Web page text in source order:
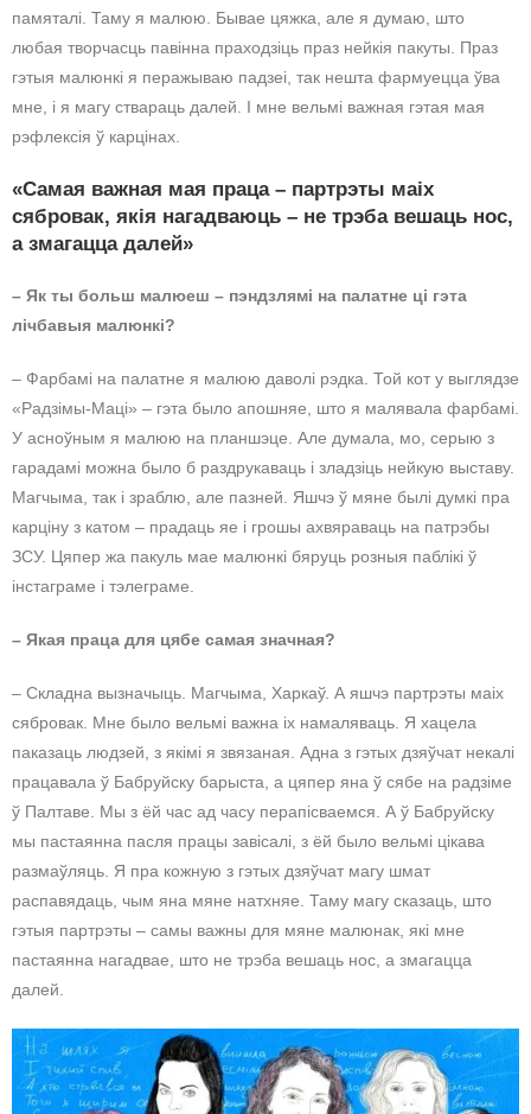
памяталі. Таму я малюю. Бывае цяжка, але я думаю, што
любая творчасць павінна праходзіць праз нейкія пакуты. Праз
гэтыя малюнкі я перажываю падзеі, так нешта фармуецца ўва
мне, і я магу ствараць далей. І мне вельмі важная гэтая мая
рэфлексія ў карцінах.
«Самая важная мая праца – партрэты маіх
сябровак, якія нагадваюць – не трэба вешаць нос,
а змагацца далей»
– Як ты больш малюеш – пэндзлямі на палатне ці гэта
лічбавыя малюнкі?
– Фарбамі на палатне я малюю даволі рэдка. Той кот у выглядзе
«Радзімы-Маці» – гэта было апошняе, што я малявала фарбамі.
У асноўным я малюю на планшэце. Але думала, мо, серыю з
гарадамі можна было б раздрукаваць і зладзіць нейкую выставу.
Магчыма, так і зраблю, але пазней. Яшчэ ў мяне былі думкі пра
карціну з катом – прадаць яе і грошы ахвяраваць на патрэбы
ЗСУ. Цяпер жа пакуль мае малюнкі бяруць розныя паблікі ў
інстаграме і тэлеграме.
– Якая праца для цябе самая значная?
– Складна вызначыць. Магчыма, Харкаў. А яшчэ партрэты маіх
сябровак. Мне было вельмі важна іх намаляваць. Я хацела
паказаць людзей, з якімі я звязаная. Адна з гэтых дзяўчат некалі
працавала ў Бабруйску барыста, а цяпер яна ў сябе на радзіме
ў Палтаве. Мы з ёй час ад часу перапісваемся. А ў Бабруйску
мы пастаянна пасля працы завісалі, з ёй было вельмі цікава
размаўляць. Я пра кожную з гэтых дзяўчат магу шмат
распавядаць, чым яна мяне натхняе. Таму магу сказаць, што
гэтыя партрэты – самы важны для мяне малюнак, які мне
пастаянна нагадвае, што не трэба вешаць нос, а змагацца
далей.